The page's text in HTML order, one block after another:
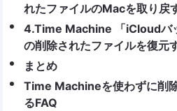
れたファイルのMacを取り戻
4.Time Machine 「iCloudバ
の削除されたファイルを復元
まとめ
Time Machineを使わずに削
るFAQ